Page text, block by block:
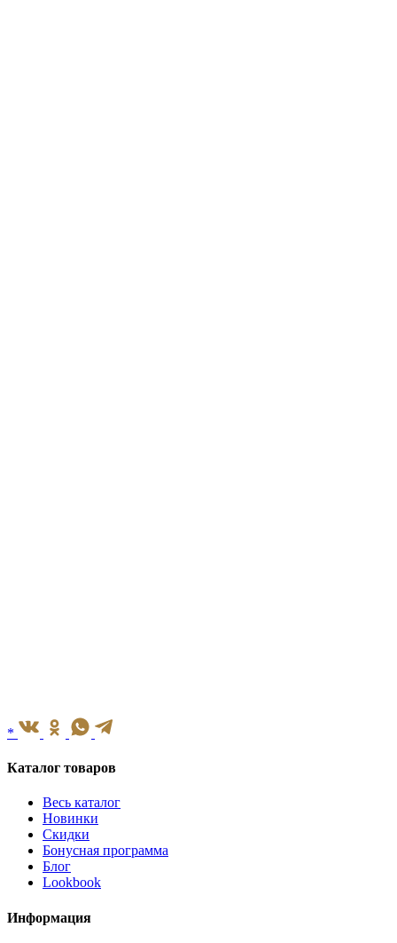
*
Каталог товаров
Весь каталог
Новинки
Скидки
Бонусная программа
Блог
Lookbook
Информация